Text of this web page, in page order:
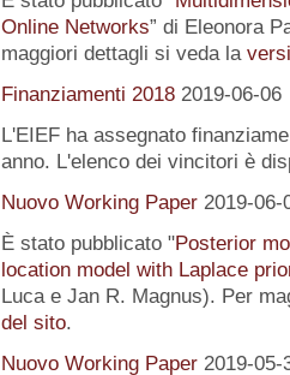
Online Networks” di Eleonora
maggiori dettagli si veda la
Finanziamenti 2018 2019-06-06
L'EIEF ha assegnato
anno. L'elenco dei vincitori è
Nuovo Working Paper 2019-06-
È stato pubblicato "Posterior
location model with Laplace
Luca e Jan R. Magnus). Per
del sito.
Nuovo Working Paper 2019-05-